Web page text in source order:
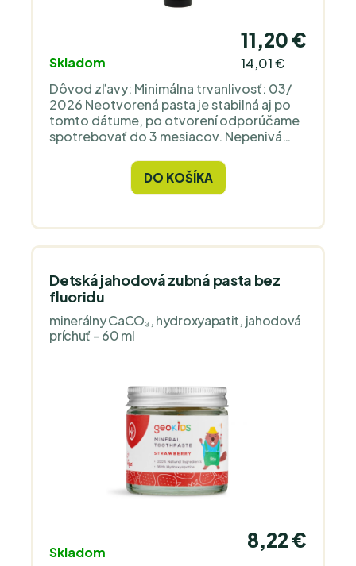
Skladom
11,20 €
14,01 €
Dôvod zľavy: Minimálna trvanlivosť: 03/
2026 Neotvorená pasta je stabilná aj po
tomto dátume, po otvorení odporúčame
spotrebovať do 3 mesiacov. Nepenivá
bentonitového ílu Redmond Clay, ktorý
jemne čistí a dodáva minerály, a minerálnej
soli Real Salt™ s prirodzeným obsahom
formulovaná úplne bez xylitolu, a preto je
vhodná aj pre domáce zvieratá. Chuť
kučeravej (spearmint), ktorý je jemnejší
než bežná mäta pieporná, spolu s
mentolom pre osviežujúci efekt. Tea tree
olej pridáva antibakteriálny účinok a pasta
je stabilizovaná pomocou nano striebra v
DO KOŠÍKA
Detská jahodová zubná pasta bez
fluoridu
minerálny CaCO₃, hydroxyapatit, jahodová
príchuť – 60 ml
Skladom
8,22 €